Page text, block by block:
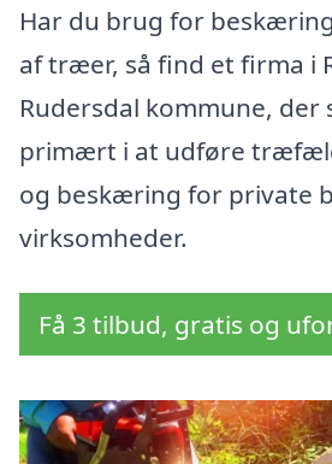
Har du brug for
af træer, så find et firma i
Rudersdal kommune, der
primært i at udføre
og beskæring for private
virksomheder.
Få 3 tilbud, gratis og